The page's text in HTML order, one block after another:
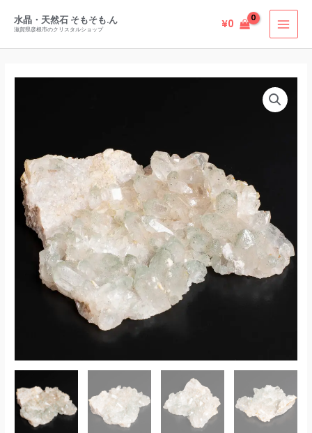
水晶・天然石 そもそも.ん
滋賀県彦根市のクリスタルショップ ¥0